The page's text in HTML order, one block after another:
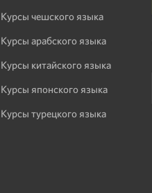
Курсы чешского языка
Курсы арабского языка
Курсы китайского языка
Курсы японского языка
Курсы турецкого языка